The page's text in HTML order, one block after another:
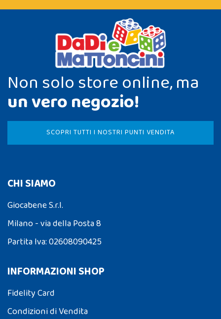
Non solo store online, ma
un vero negozio!
SCOPRI TUTTI I NOSTRI PUNTI VENDITA
CHI SIAMO
Giocabene S.r.l.
Milano - via della Posta 8
Partita Iva: 02608090425
INFORMAZIONI SHOP
Fidelity Card
Condizioni di Vendita